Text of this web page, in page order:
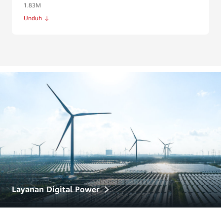
1.83M
Unduh
Layanan Digital Power